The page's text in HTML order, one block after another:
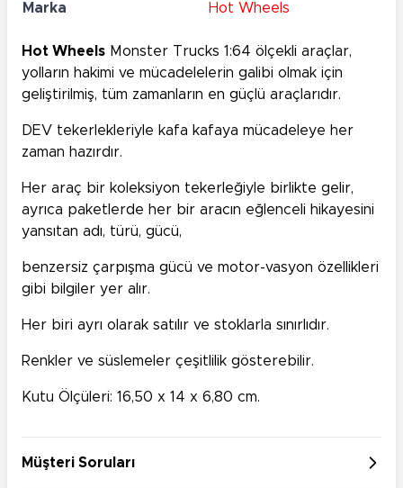
Marka Hot Wheels
Hot Wheels Monster Trucks 1:64 ölçekli araçlar,
yolların hakimi ve mücadelelerin galibi olmak için
geliştirilmiş, tüm zamanların en güçlü araçlarıdır.
DEV tekerlekleriyle kafa kafaya mücadeleye her
zaman hazırdır.
Her araç bir koleksiyon tekerleğiyle birlikte gelir,
ayrıca paketlerde her bir aracın eğlenceli hikayesini
yansıtan adı, türü, gücü,
benzersiz çarpışma gücü ve motor-vasyon özellikleri
gibi bilgiler yer alır.
Her biri ayrı olarak satılır ve stoklarla sınırlıdır.
Renkler ve süslemeler çeşitlilik gösterebilir.
Kutu Ölçüleri: 16,50 x 14 x 6,80 cm.
Müşteri Soruları